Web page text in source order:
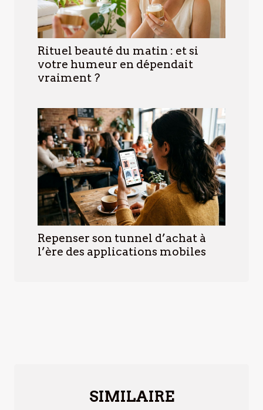
Rituel beauté du matin : et si
votre humeur en dépendait
vraiment ?
Repenser son tunnel d’achat à
l’ère des applications mobiles
SIMILAIRE